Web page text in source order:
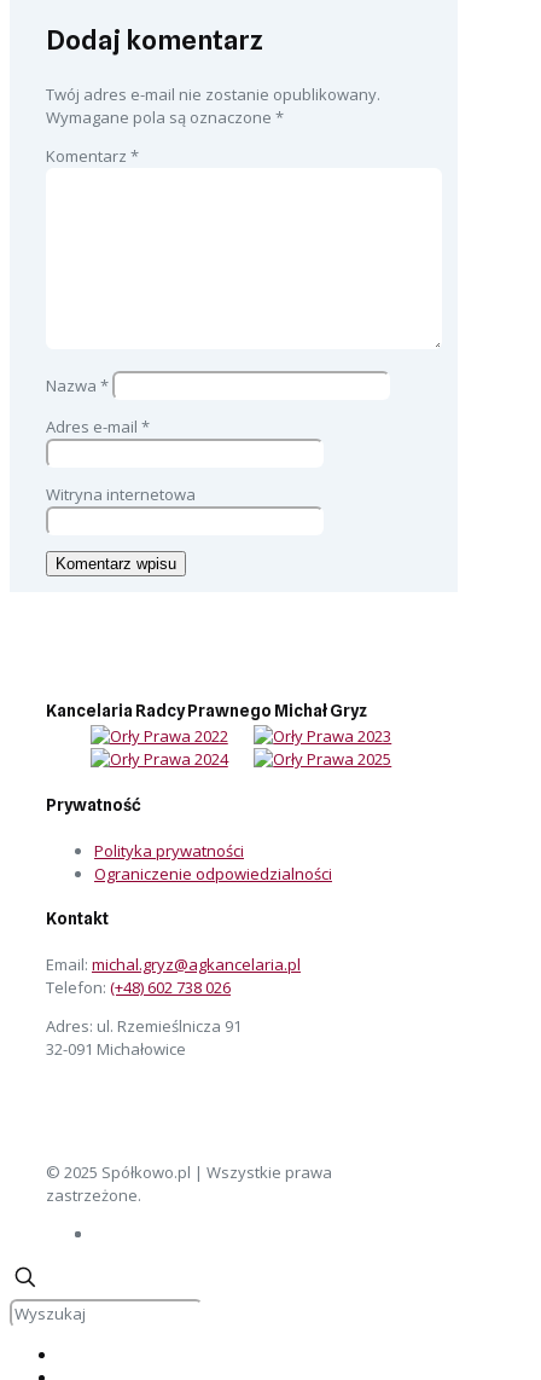
Dodaj komentarz
Twój adres e-mail nie zostanie opublikowany.
Wymagane pola są oznaczone *
Komentarz *
Nazwa *
Adres e-mail *
Witryna internetowa
Kancelaria Radcy Prawnego Michał Gryz
Prywatność
Polityka prywatności
Ograniczenie odpowiedzialności
Kontakt
Email: michal.gryz@agkancelaria.pl
Telefon: (+48) 602 738 026
Adres: ul. Rzemieślnicza 91
32-091 Michałowice
© 2025 Spółkowo.pl | Wszystkie prawa
zastrzeżone.